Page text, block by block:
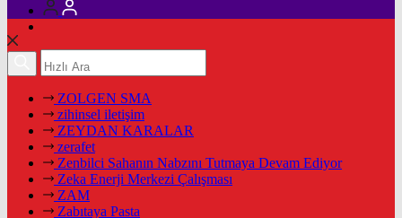
ZOLGEN SMA
zihinsel iletişim
ZEYDAN KARALAR
zerafet
Zenbilci Sahanın Nabzını Tutmaya Devam Ediyor
Zeka Enerji Merkezi Çalışması
ZAM
Zabıtaya Pasta